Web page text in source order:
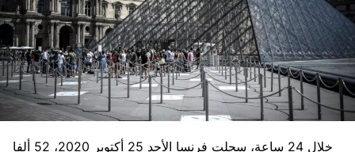
خلال 24 ساعة، سجلت فرنسا الأحد 25 أكتوبر 2020، 52 ألفا